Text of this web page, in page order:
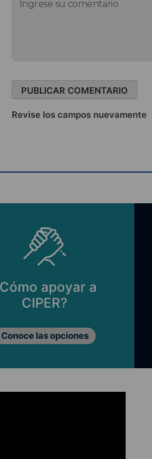
Revise los campos nuevamente
apoyar a
CIPER?
Conoce las opciones